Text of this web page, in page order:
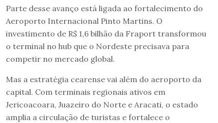
Parte desse avanço está ligada ao fortalecimento do
Aeroporto Internacional Pinto Martins. O
investimento de R$ 1,6 bilhão da Fraport transformou
o terminal no hub que o Nordeste precisava para
competir no mercado global.
Mas a estratégia cearense vai além do aeroporto da
capital. Com terminais regionais ativos em
Jericoacoara, Juazeiro do Norte e Aracati, o estado
amplia a circulação de turistas e fortalece o